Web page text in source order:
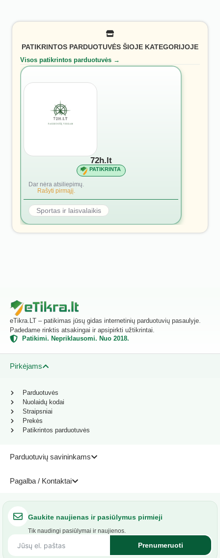
PATIKRINTOS PARDUOTUVĖS ŠIOJE KATEGORIJOJE
Visos patikrintos parduotuvės →
72h.lt
PATIKRINTA
Dar nėra atsiliepimų.
Rašyti pirmąjį.
Sportas ir laisvalaikis
eTikra.LT – patikimas jūsų gidas internetinių parduotuvių pasaulyje.
Padedame rinktis atsakingai ir apsipirkti užtikrintai.
Patikimi. Nepriklausomi. Nuo 2018.
Pirkėjams
Parduotuvių savininkams
Pagalba / Kontaktai
Parduotuvės
Nuolaidų kodai
Straipsniai
Prekės
Patikrintos parduotuvės
Gaukite naujienas ir pasiūlymus pirmieji
Tik naudingi pasiūlymai ir naujienos.
Prenumeruoti